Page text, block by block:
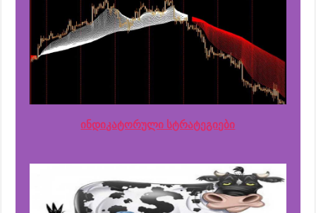
ინდიკატორული სტრატეგიები